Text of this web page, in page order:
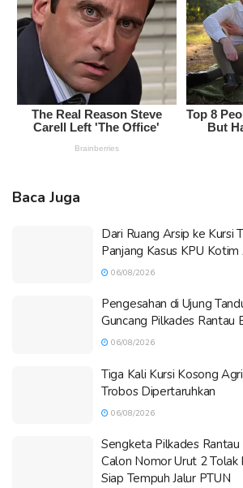
Baca Juga
Dari Ruang Arsip ke Kursi
Panjang Kasus KPU
06/08/2026
Pengesahan di Ujung
Guncang Pilkades Rantau
06/08/2026
Tiga Kali Kursi Kosong
Trobos Dipertaruhkan
06/08/2026
Sengketa Pilkades
Calon Nomor Urut 2 Tolak
Siap Tempuh Jalur PTUN